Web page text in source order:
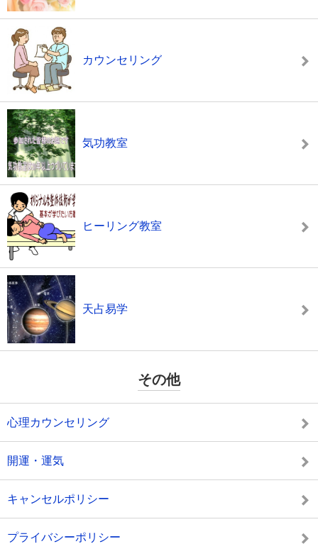
カウンセリング
気功教室
ヒーリング教室
天占易学
その他
心理カウンセリング
開運・運気
キャンセルポリシー
プライバシーポリシー